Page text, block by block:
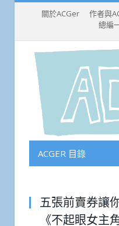
關於ACGer 作者與
總編
ACGER 目錄
五張前賣券讓
《不起眼女主